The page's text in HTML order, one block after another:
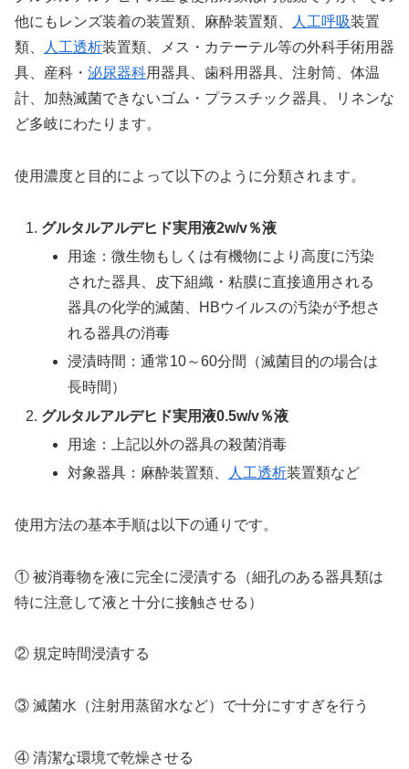
他にもレンズ装着の装置類、麻酔装置類、
人工呼吸装置
類、
人工透析装置類、メス・カテーテル等の外科手術用器
具、産科・ 泌尿器科用器具、歯科用器具、注射筒、体温
計、加熱滅菌できないゴム・プラスチック器具、リネンな
ど多岐にわたります。
使用濃度と目的によって以下のように分類されます。
グルタルアルデヒド実用液2w/v％液
用途：微生物もしくは有機物により高度に汚染
された器具、皮下組織・粘膜に直接適用される
器具の化学的滅菌、HBウイルスの汚染が予想さ
れる器具の消毒
浸漬時間：通常10～60分間（滅菌目的の場合は
長時間）
グルタルアルデヒド実用液0.5w/v％液
用途：上記以外の器具の殺菌消毒
対象器具：麻酔装置類、
人工透析装置類など
使用方法の基本手順は以下の通りです。
① 被消毒物を液に完全に浸漬する（細孔のある器具類は
特に注意して液と十分に接触させる）
② 規定時間浸漬する
③ 滅菌水（注射用蒸留水など）で十分にすすぎを行う
④ 清潔な環境で乾燥させる